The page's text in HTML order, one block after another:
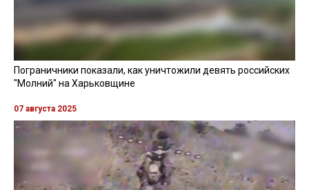
Пограничники показали, как уничтожили девять российских
"Молний" на Харьковщине
07 августа 2025